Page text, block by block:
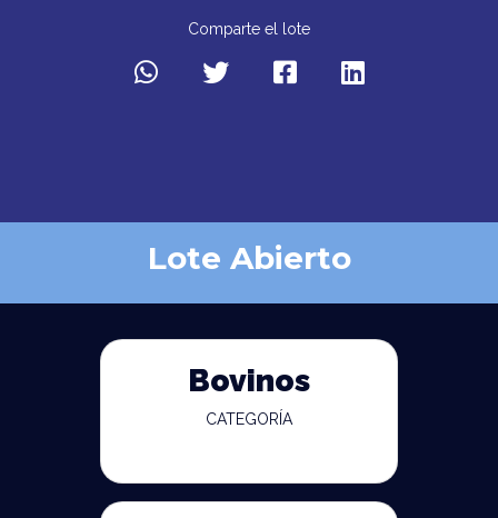
Comparte el lote
Lote Abierto
Bovinos
CATEGORÍA